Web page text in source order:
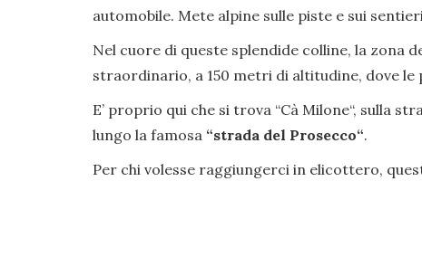
automobile. Mete alpine sulle piste e sui
Nel cuore di queste splendide colline, la zona
straordinario, a 150 metri di altitudine, dove
E’ proprio qui che si trova “Cà Milone“, sulla
lungo la famosa “strada del Prosecco“.
Per chi volesse raggiungerci in elicottero,